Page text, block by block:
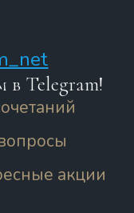
в Telegram!
акции